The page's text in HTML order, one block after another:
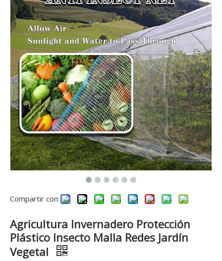
Compartir con:
Agricultura Invernadero Protección
Plástico Insecto Malla Redes Jardín
Vegetal